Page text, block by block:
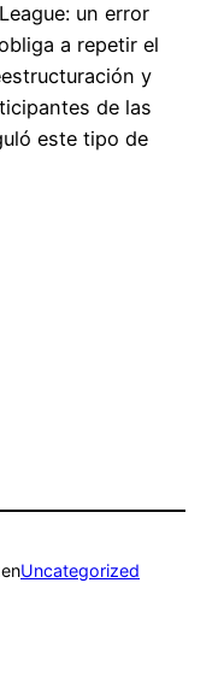
un error
a repetir el
y
de las
este tipo de
enUncategorized